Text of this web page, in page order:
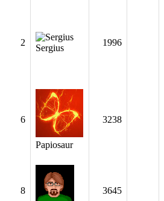
2
Sergius
1996
6
Papiosaur
3238
8
3645